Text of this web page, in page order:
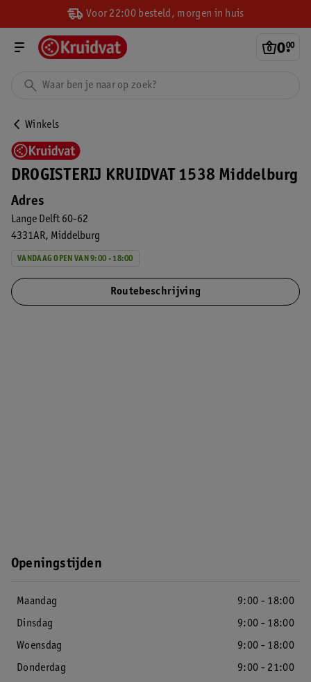
Voor 22:00 besteld, morgen in huis
0.
00
Winkels
DROGISTERIJ KRUIDVAT 1538 Middelburg
Adres
Lange Delft 60-62
4331AR Middelburg
VANDAAG OPEN VAN 9:00 - 18:00
Routebeschrijving
Openingstijden
Maandag
9:00 - 18:00
Dinsdag
9:00 - 18:00
Woensdag
9:00 - 18:00
Donderdag
9:00 - 21:00